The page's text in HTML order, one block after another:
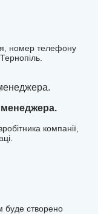
роботу,
Приєднуйтесь
номер телефону
менеджера.
компанії,
буде створено